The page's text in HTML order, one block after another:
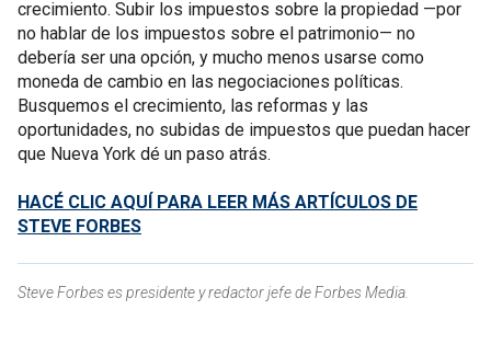
crecimiento. Subir los impuestos sobre la propiedad —por
no hablar de los impuestos sobre el patrimonio— no
debería ser una opción, y mucho menos usarse como
moneda de cambio en las negociaciones políticas.
Busquemos el crecimiento, las reformas y las
oportunidades, no subidas de impuestos que puedan hacer
que Nueva York dé un paso atrás.
HACÉ CLIC AQUÍ PARA LEER MÁS ARTÍCULOS DE
STEVE FORBES
Steve Forbes es presidente y redactor jefe de Forbes Media.